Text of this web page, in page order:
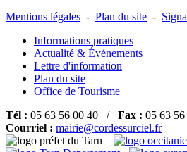
Mentions légales - Plan du site -
Informations pratiques
Actualité & Événements
Lettre d'information
Plan du site
Office de Tourisme
Tél : 05 63 56 00 40 / Fax : 05 63
Courriel : mairie@cordessurciel.fr